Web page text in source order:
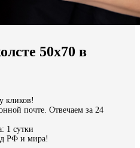
50х70 в
кликов!
почте. Отвечаем за 24
1 сутки
РФ и мира!